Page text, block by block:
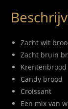
Zacht wit
Zacht bruin
Krentenbrood
Candy brood
Croissant
Een mix van